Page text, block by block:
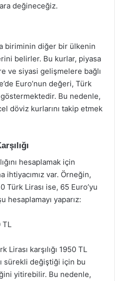
değineceğiz.
biriminin diğer bir ülkenin
belirler. Bu kurlar, piyasa
ve siyasi gelişmelere bağlı
Euro’nun değeri, Türk
göstermektedir. Bu nedenle,
döviz kurlarını takip etmek
hesaplamak için
var. Örneğin,
Lirası ise, 65 Euro’yu
hesaplamayı yaparız:
TL
Lirası karşılığı 1950 TL
sürekli değiştiği için bu
yitirebilir. Bu nedenle,